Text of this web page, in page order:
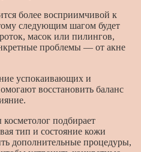
более восприимчивой к
следующим шагом будет
масок или пилингов,
проблемы — от акне
успокаивающих и
восстановить баланс
подбирает
тип и состояние кожи
дополнительные процедуры,